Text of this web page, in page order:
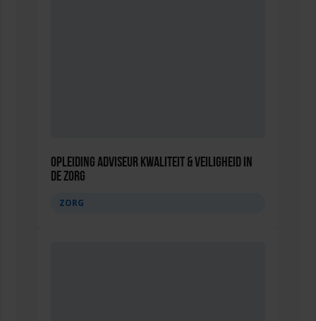
Opleiding Adviseur Kwaliteit & Veiligheid in
de zorg
ZORG